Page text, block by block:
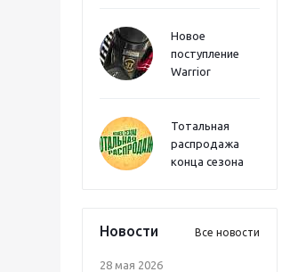
Новое
поступление
Warrior
Тотальная
распродажа
конца сезона
Новости Все новости
28 мая 2026